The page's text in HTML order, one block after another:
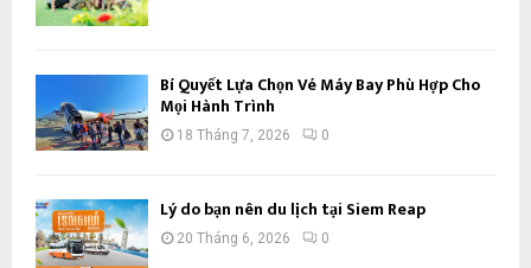
Bí Quyết Lựa Chọn Vé Máy Bay Phù Hợp Cho
Mọi Hành Trình
18 Tháng 7, 2026 0
Lý do bạn nên du lịch tại Siem Reap
20 Tháng 6, 2026 0